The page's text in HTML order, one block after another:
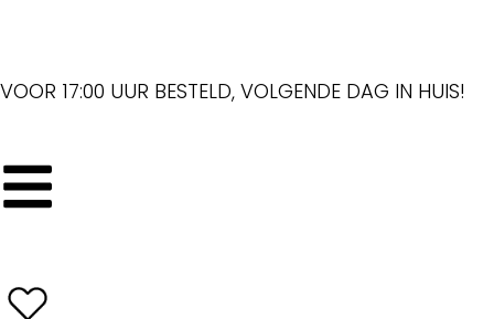
VOOR 17:00 UUR BESTELD, VOLGENDE DAG IN HUIS!